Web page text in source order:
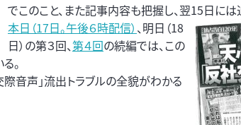
でこのこと、また記事内容も把握し、翌15日に
本日（17日。午後６時配信） 、明日（18
日）の第３回、第４回の続編では、この
。
音声」流出トラブルの全貌がわかる